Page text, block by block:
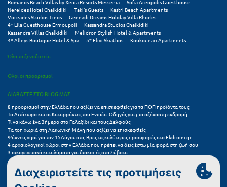
Σπέτσες
Σποράδες
Σύβοτα
Σχοινούσα
Τ
Τζουμέρκα
Τήνος
Romanos Beach Villas by Xenia Resorts Messenia
Sofia Areopolis Guesthouse
Nereides Hotel Chalkidiki
Taki's Guests
Kastri Beach Apartments
Voreades Studios Tinos
Gennadi Dreams Holiday Villa Rhodes
4* Lila Guesthouse Ermoupoli
Kassandra Studios Chalkidiki
Kassandra Villas Chalkidiki
Melidron Stylish Hotel & Apartments
4* Alleys Boutique Hotel & Spa
5* Elivi Skiathos Koukounari Apartments
Όλα τα ξενοδοχεία
Όλοι οι προορισμοί
ΔΙΑΒΑΣΤΕ ΣΤΟ BLOG ΜΑΣ
8 προορισμοί στην Ελλάδα που αξίζει να επισκεφθείς για τα ΠΟΠ προϊόντα τους
Το Λιτόχωρο και οι Καταρράκτες του Ενιπέα: Οδηγός για μια αξέχαστη εκδρομή
Τι να κάνω ένα 3ήμερο στο Γαλαξίδι και τους Δελφούς
Τα τοπ χωριά στη Λακωνική Μάνη που αξίζει να επισκεφθείς
Ψάχνεις νησί για τον 15Αύγουστο; Βρες τις καλύτερες προσφορές στο Ekdromi.gr
4 αρχαιολογικοί χώροι στην Ελλάδα που πρέπει να δεις έστω μία φορά στη ζωή σου
3 οικογενειακά καταλύματα για διακοπές στα Σύβοτα
Τα 11 καλύτερα καλοκαιρινά resorts στην Ελλάδα
7 μικρά ελληνικά νησιά για αξέχαστες καλοκαιρινές διακοπές
5+1 ινσταγκραμικές παραλίες στην Ελλάδα που αξίζουν μια θέση στο feed σου